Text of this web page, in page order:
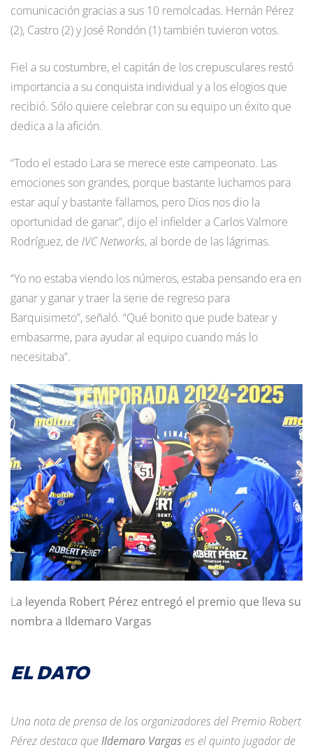
comunicación gracias a sus 10 remolcadas. Hernán Pérez
(2), Castro (2) y José Rondón (1) también tuvieron votos.
Fiel a su costumbre, el capitán de los crepusculares restó
importancia a su conquista individual y a los elogios que
recibió. Sólo quiere celebrar con su equipo un éxito que
dedica a la afición.
“Todo el estado Lara se merece este campeonato. Las
emociones son grandes, porque bastante luchamos para
estar aquí y bastante fallamos, pero Dios nos dio la
oportunidad de ganar”, dijo el infielder a Carlos Valmore
Rodríguez, de IVC Networks, al borde de las lágrimas.
“Yo no estaba viendo los números, estaba pensando era en
ganar y ganar y traer la serie de regreso para
Barquisimeto”, señaló. “Qué bonito que pude batear y
embasarme, para ayudar al equipo cuando más lo
necesitaba”.
La leyenda Robert Pérez entregó el premio que lleva su
nombra a Ildemaro Vargas
EL DATO
Una nota de prensa de los organizadores del Premio Robert
Pérez destaca queIldemaro Vargas es el quinto jugador de